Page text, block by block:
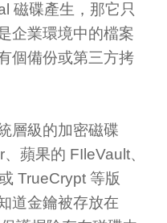
磁碟產生，那它只
企業環境中的檔案
個備份或第三方拷
層級的加密磁碟
蘋果的 FIleVault、
TrueCrypt 等版
道金鑰被存放在